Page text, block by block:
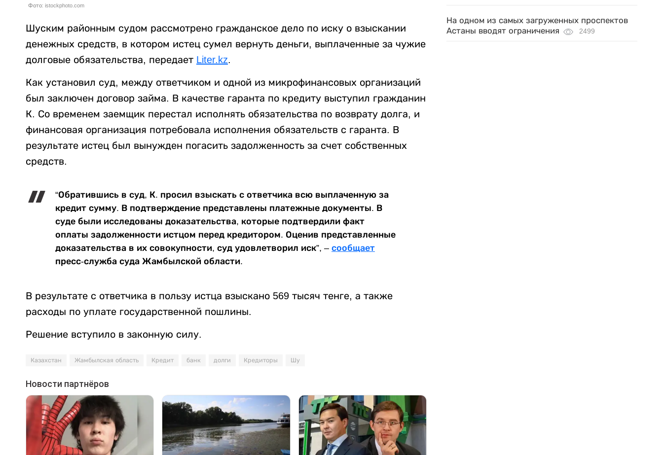
Фото: istockphoto.com
Шуским районным судом рассмотрено гражданское дело по иску о взыскании
денежных средств, в котором истец сумел вернуть деньги, выплаченные за чужие
долговые обязательства, передает Liter.kz.
Как установил суд, между ответчиком и одной из микрофинансовых организаций
был заключен договор займа. В качестве гаранта по кредиту выступил гражданин
К. Со временем заемщик перестал исполнять обязательства по возврату долга, и
финансовая организация потребовала исполнения обязательств с гаранта. В
результате истец был вынужден погасить задолженность за счет собственных
средств.
“Обратившись в суд, К. просил взыскать с ответчика всю выплаченную за
кредит сумму. В подтверждение представлены платежные документы. В
суде были исследованы доказательства, которые подтвердили факт
оплаты задолженности истцом перед кредитором. Оценив представленные
доказательства в их совокупности, суд удовлетворил иск”, – сообщает
пресс-служба суда Жамбылской области.
В результате с ответчика в пользу истца взыскано 569 тысяч тенге, а также
расходы по уплате государственной пошлины.
Решение вступило в законную силу.
Казахстан Жамбылская область Кредит банк долги Кредиторы Шу
На одном из самых загруженных проспектов
Астаны вводят ограничения
2499